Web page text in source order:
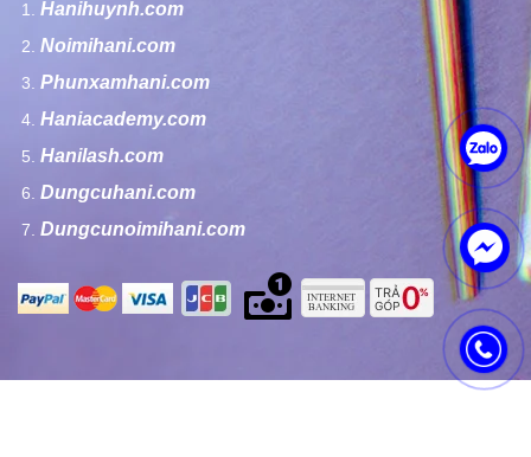
Hanihuynh.com
Noimihani.com
Phunxamhani.com
Haniacademy.com
Hanilash.com
Dungcuhani.com
Dungcunoimihani.com